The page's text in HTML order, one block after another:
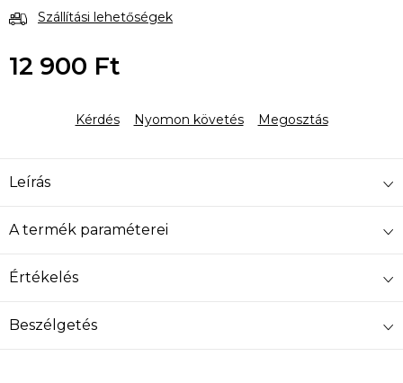
Szállítási lehetőségek
12 900 Ft
Kérdés
Nyomon követés Megosztás
Leírás
A termék paraméterei
Értékelés
Beszélgetés